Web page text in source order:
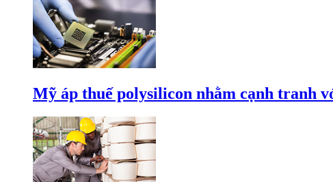
Mỹ áp thuế polysilicon nhằm cạnh tranh